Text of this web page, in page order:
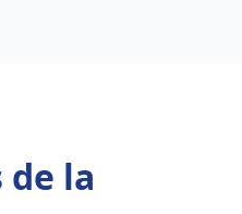
la